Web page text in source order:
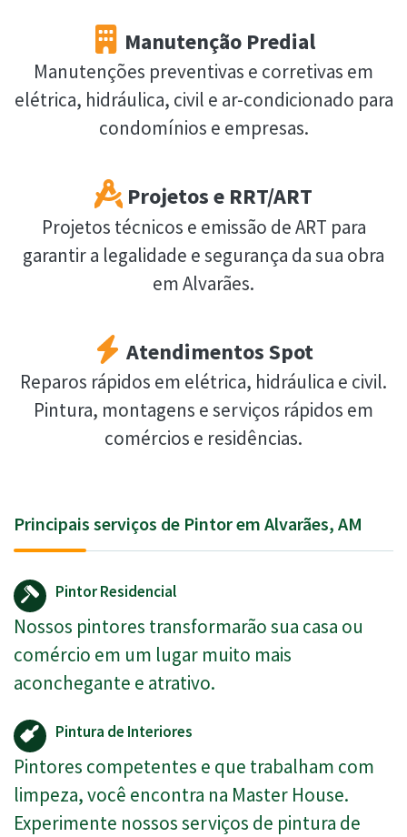
Manutenção Predial
Manutenções preventivas e corretivas em
elétrica, hidráulica, civil e ar-condicionado para
condomínios e empresas.
Projetos e RRT/ART
Projetos técnicos e emissão de ART para
garantir a legalidade e segurança da sua obra
em Alvarães.
Atendimentos Spot
Reparos rápidos em elétrica, hidráulica e civil.
Pintura, montagens e serviços rápidos em
comércios e residências.
Principais serviços de Pintor em Alvarães, AM
Pintor Residencial
Nossos pintores transformarão sua casa ou
comércio em um lugar muito mais
aconchegante e atrativo.
Pintura de Interiores
Pintores competentes e que trabalham com
limpeza, você encontra na Master House.
Experimente nossos serviços de pintura de